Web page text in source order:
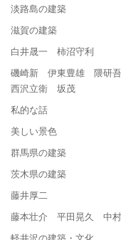
淡路島の建築
滋賀の建築
白井晟一 柿沼守利
磯崎新 伊東豊雄 隈研
西沢立衛 坂茂
私的な話
美しい景色
群馬県の建築
茨木県の建築
藤井厚二
藤本壮介 平田晃久 中
軽井沢の建築・文化